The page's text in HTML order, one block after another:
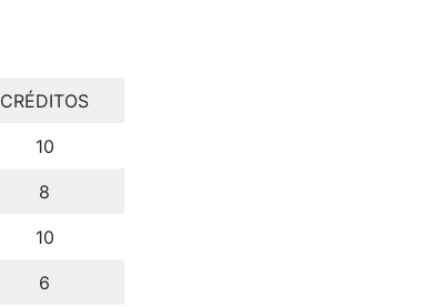
CRÉDITOS
10
8
10
6